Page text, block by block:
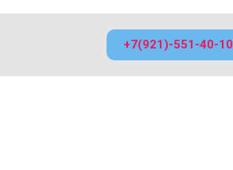
+7(921)-551-40-10